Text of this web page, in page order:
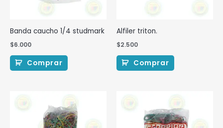
Banda caucho 1/4 studmark
$6.000
Comprar
Alfiler triton.
$2.500
Comprar